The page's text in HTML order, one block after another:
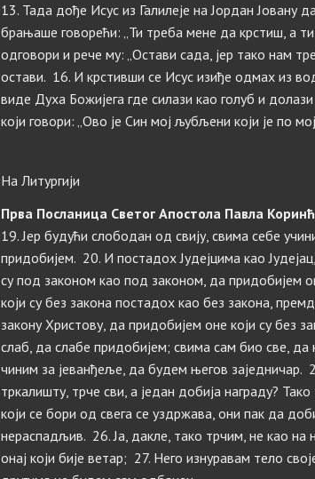
13. Тада дође Исус из Галилеје на Јордан Јовану
брањаше говорећи: „Ти треба мене да крстиш, а
одговори и рече му: „Остави сада, јер тако нам
остави. 16. И крстивши се Исус изиђе одмах из
виде Духа Божијега где силази као голуб и
који говори: „Ово је Син мој љубљени који је по
На Литургији
Прва Посланица Светог Апостола Павла
19. Јер будући слободан од свију, свима себе
придобијем. 20. И постадох Јудејцима као
су под законом као под законом, да придобијем
који су без закона постадох као без закона,
закону Христову, да придобијем оне који су без
слаб, да слабе придобијем; свима сам био све,
чиним за јеванђеље, да будем његов
тркалишту, трче сви, а један добија награду?
који се бори од свега се уздржава, они пак да
нераспадљив. 26. Ја, дакле, тако трчим, не као на
онај који бије ветар; 27. Него изнуравам тело